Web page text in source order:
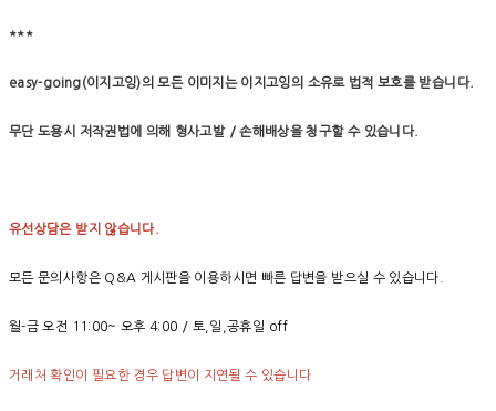
***
easy-going(이지고잉)의 모든 이미지는 이지고잉의 소유로 법적 보호를 받습니다.
무단 도용시 저작권법에 의해 형사고발 / 손해배상을 청구할 수 있습니다.
유선상담은 받지 않습니다.
모든 문의사항은 Q&A 게시판을 이용하시면 빠른 답변을 받으실 수 있습니다.
월-금 오전 11:00~ 오후 4:00 / 토,일,공휴일 off
거래처 확인이 필요한 경우 답변이 지연될 수 있습니다